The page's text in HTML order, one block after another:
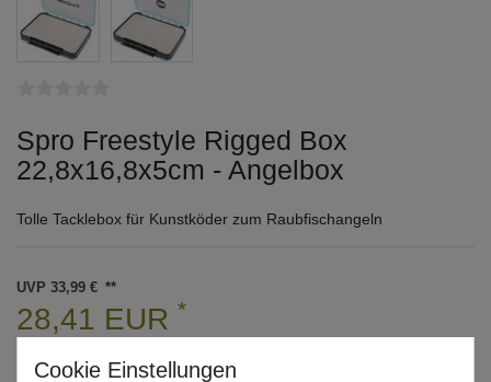
Spro Freestyle Rigged Box
22,8x16,8x5cm - Angelbox
Tolle Tacklebox für Kunstköder zum Raubfischangeln
UVP 33,99 €
28,41 EUR *
* inkl. ges. MwSt. zzgl. Versandkosten